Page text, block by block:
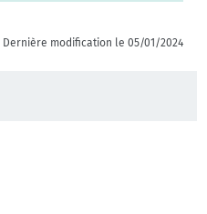
Dernière modification le 05/01/2024